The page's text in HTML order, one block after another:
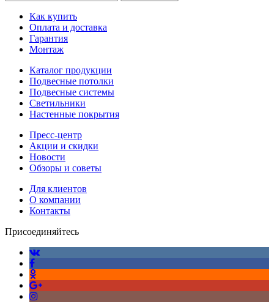
Как купить
Оплата и доставка
Гарантия
Монтаж
Каталог продукции
Подвесные потолки
Подвесные системы
Светильники
Настенные покрытия
Пресс-центр
Акции и скидки
Новости
Обзоры и советы
Для клиентов
О компании
Контакты
Присоединяйтесь